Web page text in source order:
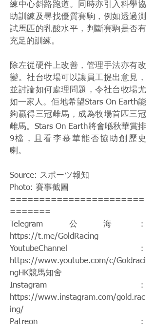
練中心斜路跑道。同時亦引入科學協
助訓練及尋找優質賽駒，例如透過測
試馬匹的乳酸水平，判斷賽駒是否有
充足的訓練。
除左從硬件上改善，管理手法亦有改
變。社台牧場可以讓員工提出意見，
並討論如何處理問題，令社台牧場尤
如一家人。佢地希望Stars On Earth能
夠贏得三冠雌馬，成為牧場首匹三冠
雌馬。Stars On Earth將會喺秋華賞排
9檔，且看李慕華能否協助創歷史
喇。
Source: スポーツ報知
Photo: 賽事截圖
=======================
=======
Telegram公海：
https://t.me/GoldRacing
YoutubeChannel：
https://www.youtube.com/c/Goldraci
ngHK競馬知舍
Instagram：
https://www.instagram.com/gold.rac
ing/
Patreon：